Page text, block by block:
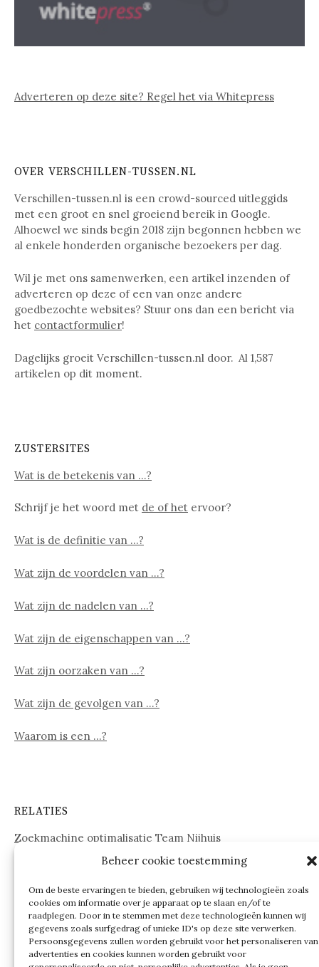
Beheer cookie toestemming
Om de beste ervaringen te bieden, gebruiken wij technologieën zoals
cookies om informatie over je apparaat op te slaan en/of te
raadplegen. Door in te stemmen met deze technologieën kunnen wij
gegevens zoals surfgedrag of unieke ID's op deze site verwerken.
Persoonsgegevens zullen worden gebruikt voor het personaliseren van
advertenties en cookies kunnen worden gebruikt voor
Adverteren op deze site? Regel het via Whitepress
OVER VERSCHILLEN-TUSSEN.NL
Verschillen-tussen.nl is een crowd-sourced uitleggids
met een groot en snel groeiend bereik in Google.
Alhoewel we sinds begin 2018 zijn begonnen hebben we
al enkele honderden organische bezoekers per dag.
Wil je met ons samenwerken, een artikel inzenden of
adverteren op deze of een van onze andere
goedbezochte websites? Stuur ons dan een bericht via
het contactformulier!
Dagelijks groeit Verschillen-tussen.nl door. Al 1,587
artikelen op dit moment.
ZUSTERSITES
Wat is de betekenis van …?
Schrijf je het woord met de of het ervoor?
Wat is de definitie van …?
Wat zijn de voordelen van …?
Wat zijn de nadelen van …?
Wat zijn de eigenschappen van …?
Wat zijn oorzaken van …?
Wat zijn de gevolgen van …?
Waarom is een …?
RELATIES
Zoekmachine optimalisatie Team Nijhuis